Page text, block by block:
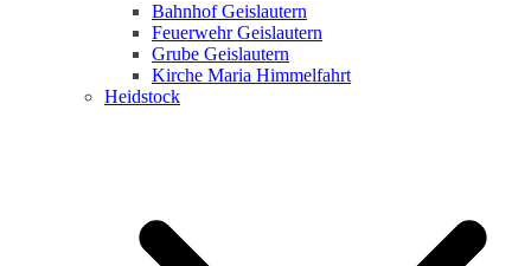
Bahnhof Geislautern
Feuerwehr Geislautern
Grube Geislautern
Kirche Maria Himmelfahrt
Heidstock